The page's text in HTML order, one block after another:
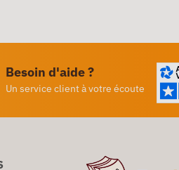
Besoin d'aide ?
Un service client à votre écoute